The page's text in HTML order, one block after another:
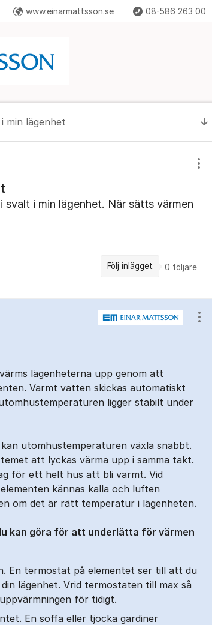
www.einarmattsson.se 08-586 263 00
min lägenhet
i min lägenhet. När sätts värmen
Följ inlägget 0 följare
lägenheterna upp genom att
Varmt vatten skickas automatiskt
ligger stabilt under
utomhustemperaturen växla snabbt.
att lyckas värma upp i samma takt.
för ett helt hus att bli varmt. Vid
kännas kalla och luften
om det är rätt temperatur i lägenheten.
kan göra för att underlätta för värmen
En termostat på elementet ser till att du
lägenhet. Vrid termostaten till max så
för tidigt.
En soffa eller tjocka gardiner